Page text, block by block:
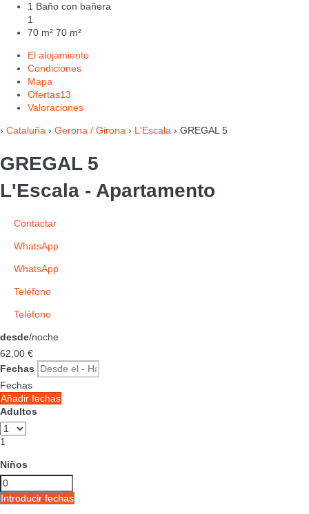
1 Baño con bañera
1
70 m² 70 m²
El alojamiento
Condiciones
Mapa
Ofertas13
Valoraciones
› Cataluña › Gerona / Girona › L'Escala › GREGAL 5
GREGAL 5
L'Escala - Apartamento
Contactar
WhatsApp
WhatsApp
Teléfono
Teléfono
desde/noche
62, 00 €
Fechas
Fechas
Añadir fechas
Adultos
1
Niños
Introducir fechas